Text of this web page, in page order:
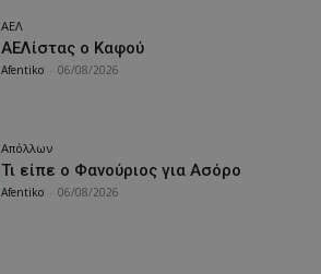
ΑΕΛ
ΑΕΛίστας ο Καφού
Afentiko 06/08/2026
Απόλλων
Τι είπε ο Φανούριος για Ασόρο
Afentiko 06/08/2026